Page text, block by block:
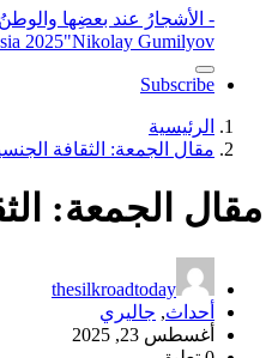
- الأشجارُ عند بعضِها
2025"Nikolay Gumilyov و poet
Subscribe
الرئيسية
مقال الجمعة: الثقافة
مقال الجمعة:
thesilkroadtoday
أحداث, جاليري
أغسطس 23, 2025